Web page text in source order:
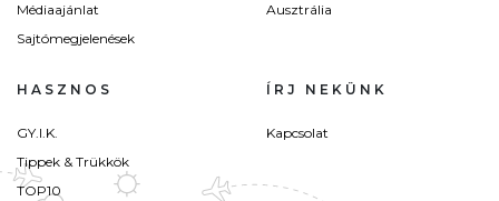
Médiaajánlat
Sajtómegjelenések
Ausztrália
HASZNOS
GY.I.K.
Tippek & Trükkök
TOP10
ÍRJ NEKÜNK
Kapcsolat